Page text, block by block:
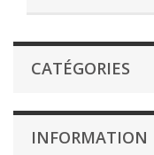
CATÉGORIES
INFORMATION